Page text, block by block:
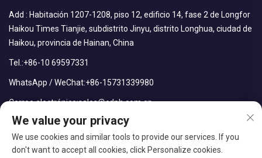
Add : Habitación 1207-1208, piso 12, edificio 14, fase 2 de Longfor
Haikou Times Tianjie, subdistrito Jinyu, distrito Longhua, ciudad de
Haikou, provincia de Hainan, China
Tel.:+86-10 69597331
WhatsApp / WeChat:+86-15731339980
Correo electrónico:sales@cdph.com.cn
We value your privacy
We use cookies and similar tools to provide our services. If you
don't want to accept all cookies, click Personalize cookies.